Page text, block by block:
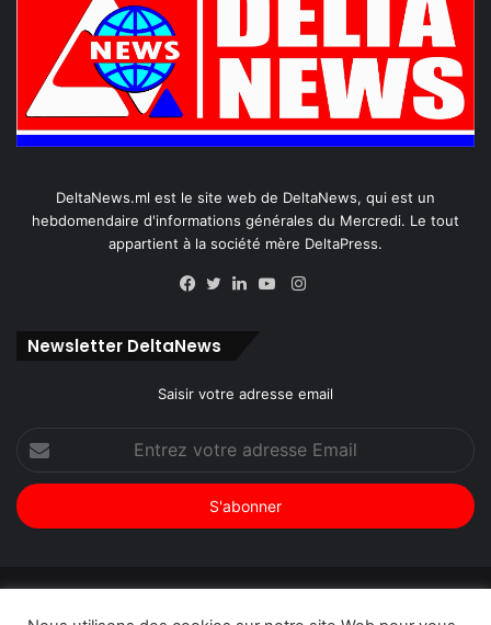
DeltaNews.ml est le site web de DeltaNews, qui est un
hebdomendaire d'informations générales du Mercredi. Le tout
appartient à la société mère DeltaPress.
Instagram
Newsletter DeltaNews
Saisir votre adresse email
votre
adresse
Email